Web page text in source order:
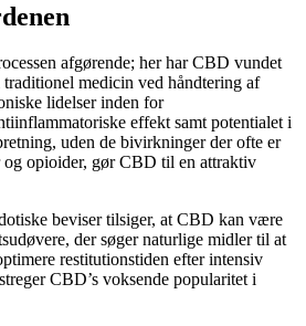
afgørende; her har CBD vundet
medicin ved håndtering af
lidelser inden for
effekt samt potentialet i
uden de bivirkninger der ofte er
og opioider, gør CBD til en attraktiv
beviser tilsiger, at CBD kan være
der søger naturlige midler til at
restitutionstiden efter intensiv
CBD’s voksende popularitet i